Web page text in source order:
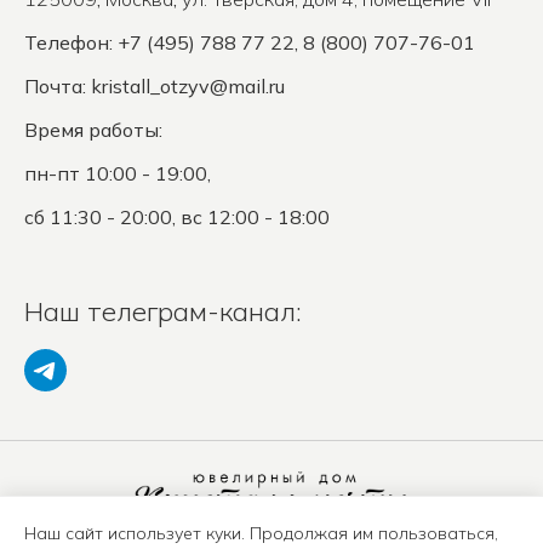
Телефон: +7 (495) 788 77 22, 8 (800) 707-76-01
Почта: kristall_otzyv@mail.ru
Время работы:
пн-пт 10:00 - 19:00,
сб 11:30 - 20:00, вс 12:00 - 18:00
Наш телеграм-канал:
Наш сайт использует куки. Продолжая им пользоваться,